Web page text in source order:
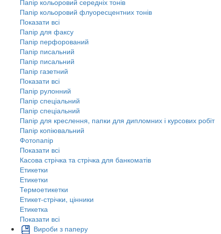
Папір кольоровий флуоресцентних тонів
Показати всі
Папір для факсу
Папір перфорований
Папір писальний
Папір писальний
Папір газетний
Показати всі
Папір рулонний
Папір спеціальний
Папір спеціальний
Папір для креслення, папки для дипломних і курсових робіт
Папір копіювальний
Фотопапір
Показати всі
Касова стрічка та стрічка для банкоматів
Етикетки
Етикетки
Термоетикетки
Етикет-стрічки, цінники
Етикетка
Показати всі
Вироби з паперу